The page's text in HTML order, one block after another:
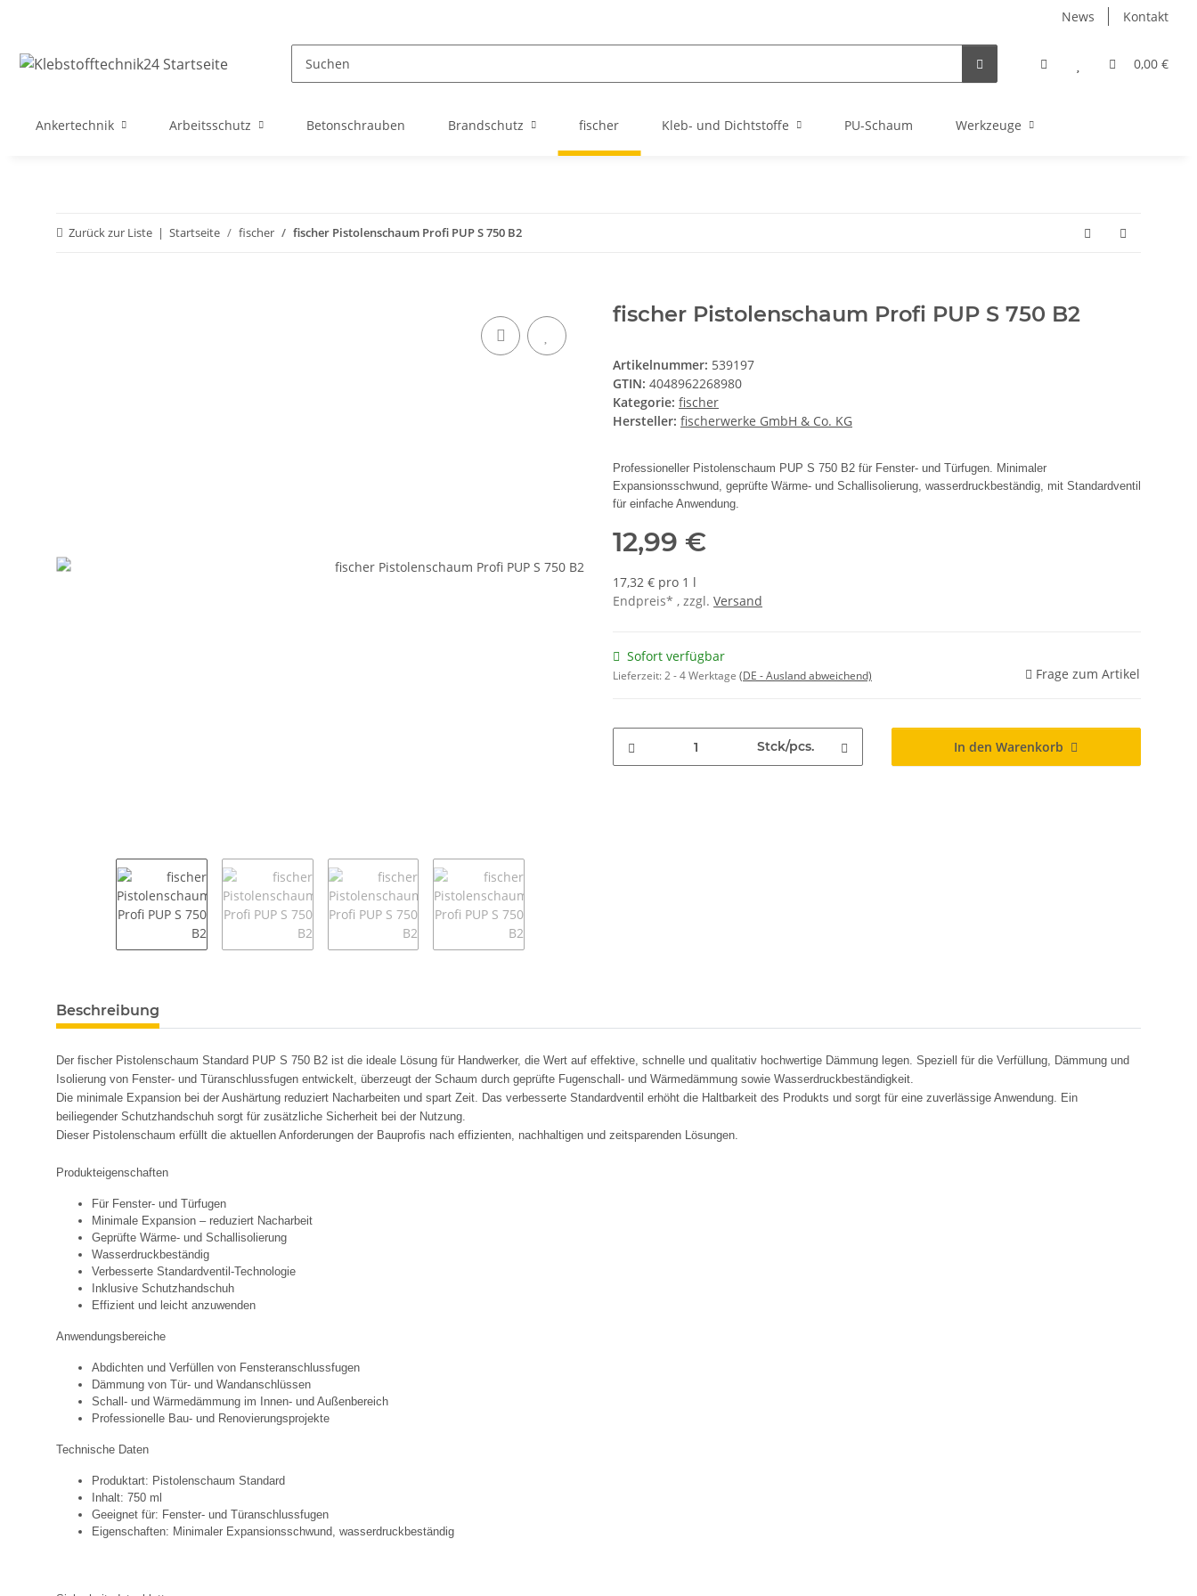
News Kontakt
0,00 €
Ankertechnik Arbeitsschutz Betonschrauben Brandschutz fischer Kleb- und Dichtstoffe PU-Schaum Werkzeuge
Zurück zur Liste Startseite fischer fischer Pistolenschaum Profi PUP S 750 B2
fischer Pistolenschaum Profi PUP S 750 B2
Artikelnummer: 539197
GTIN: 4048962268980
Kategorie: fischer
Hersteller: fischerwerke GmbH & Co. KG
Professioneller Pistolenschaum PUP S 750 B2 für Fenster- und Türfugen. Minimaler
Expansionsschwund, geprüfte Wärme- und Schallisolierung, wasserdruckbeständig, mit Standardventil
für einfache Anwendung.
12,99 €
17,32 € pro 1 l
Endpreis* , zzgl. Versand
Sofort verfügbar
Lieferzeit:2 - 4 Werktage (DE - Ausland abweichend) Frage zum Artikel
Stck/pcs. In den Warenkorb
weitere Registerkarten anzeigen
Beschreibung
Der fischer Pistolenschaum Standard PUP S 750 B2 ist die ideale Lösung für Handwerker, die Wert auf effektive, schnelle und qualitativ hochwertige Dämmung legen. Speziell für die Verfüllung, Dämmung und
Isolierung von Fenster- und Türanschlussfugen entwickelt, überzeugt der Schaum durch geprüfte Fugenschall- und Wärmedämmung sowie Wasserdruckbeständigkeit.
Die minimale Expansion bei der Aushärtung reduziert Nacharbeiten und spart Zeit. Das verbesserte Standardventil erhöht die Haltbarkeit des Produkts und sorgt für eine zuverlässige Anwendung. Ein
beiliegender Schutzhandschuh sorgt für zusätzliche Sicherheit bei der Nutzung.
Dieser Pistolenschaum erfüllt die aktuellen Anforderungen der Bauprofis nach effizienten, nachhaltigen und zeitsparenden Lösungen.
Produkteigenschaften
Für Fenster- und Türfugen
Minimale Expansion – reduziert Nacharbeit
Geprüfte Wärme- und Schallisolierung
Wasserdruckbeständig
Verbesserte Standardventil-Technologie
Inklusive Schutzhandschuh
Effizient und leicht anzuwenden
Anwendungsbereiche
Abdichten und Verfüllen von Fensteranschlussfugen
Dämmung von Tür- und Wandanschlüssen
Schall- und Wärmedämmung im Innen- und Außenbereich
Professionelle Bau- und Renovierungsprojekte
Technische Daten
Produktart: Pistolenschaum Standard
Inhalt: 750 ml
Geeignet für: Fenster- und Türanschlussfugen
Eigenschaften: Minimaler Expansionsschwund, wasserdruckbeständig